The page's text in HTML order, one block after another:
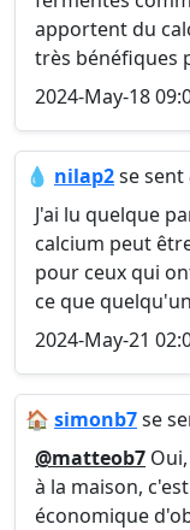
apportent du
très bénéfiques
2024-May-18
💧 nilap2se sent
J'ai lu quelque
calcium peut
pour ceux qui
ce que
2024-May-21
🏠 simonb7se
@matteob7
à la maison,
économique